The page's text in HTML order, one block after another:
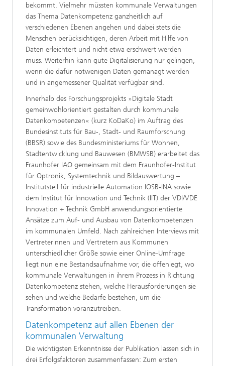
bekommt. Vielmehr müssten kommunale Verwaltungen
das Thema Datenkompetenz ganzheitlich auf
verschiedenen Ebenen angehen und dabei stets die
Menschen berücksichtigen, deren Arbeit mit Hilfe von
Daten erleichtert und nicht etwa erschwert werden
muss. Weiterhin kann gute Digitalisierung nur gelingen,
wenn die dafür notwenigen Daten gemanagt werden
und in angemessener Qualität verfügbar sind.
Innerhalb des Forschungsprojekts »Digitale Stadt
gemeinwohlorientiert gestalten durch kommunale
Datenkompetenzen« (kurz KoDaKo) im Auftrag des
Bundesinstituts für Bau-, Stadt- und Raumforschung
(BBSR) sowie des Bundesministeriums für Wohnen,
Stadtentwicklung und Bauwesen (BMWSB) erarbeitet das
Fraunhofer IAO gemeinsam mit dem Fraunhofer-Institut
für Optronik, Systemtechnik und Bildauswertung –
Institutsteil für industrielle Automation IOSB-INA sowie
dem Institut für Innovation und Technik (IIT) der VDI/VDE
Innovation + Technik GmbH anwendungsorientierte
Ansätze zum Auf- und Ausbau von Datenkompetenzen
im kommunalen Umfeld. Nach zahlreichen Interviews mit
Vertreterinnen und Vertretern aus Kommunen
unterschiedlicher Größe sowie einer Online-Umfrage
liegt nun eine Bestandsaufnahme vor, die offenlegt, wo
kommunale Verwaltungen in ihrem Prozess in Richtung
Datenkompetenz stehen, welche Herausforderungen sie
sehen und welche Bedarfe bestehen, um die
Transformation voranzutreiben.
Datenkompetenz auf allen Ebenen der
kommunalen Verwaltung
Die wichtigsten Erkenntnisse der Publikation lassen sich in
drei Erfolgsfaktoren zusammenfassen: Zum ersten